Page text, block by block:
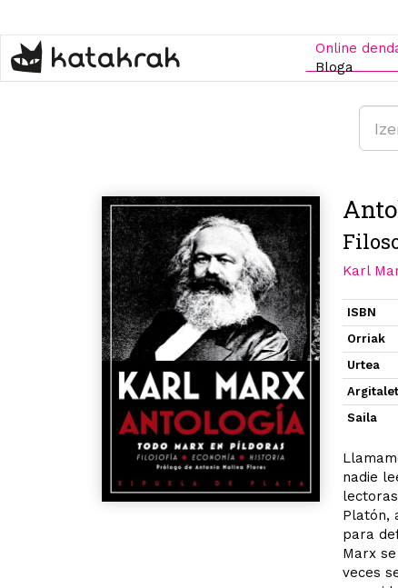
main
content
Online
Bloga
Karl
ISBN
Orriak
Urtea
Saila
nadie
Platón,
para
Marx
veces